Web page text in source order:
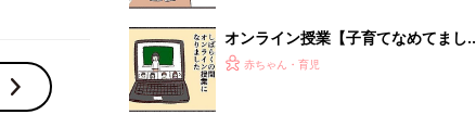
離乳食はいつから？進め方は？「たまひよ きほんの離